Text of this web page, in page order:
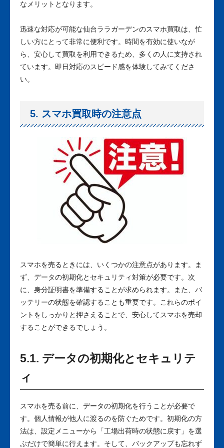
なメリットとなります。
迅速な対応が可能な仙台ララガーデンのスマホ買取は、忙
しい方にとって非常に便利です。時間を有効に使いなが
ら、安心して買取を利用できるため、多くの人に支持され
ています。即日対応のスピード感を体験してみてくださ
い。
5. スマホ買取時の注意点
スマホを売るときには、いくつかの注意点があります。ま
ず、データの初期化とセキュリティ対策が必要です。次
に、身分証明書を準備することが求められます。また、バ
ッテリーの状態を確認することも重要です。これらのポイ
ントをしっかりと押さえることで、安心してスマホを売却
することができるでしょう。
5.1. データの初期化とセキュリテ
ィ
スマホを売る前に、データの初期化を行うことが必要で
す。個人情報が他人に渡るのを防ぐためです。初期化の方
法は、設定メニューから「工場出荷時の状態に戻す」を選
ぶだけで簡単に行えます。そして、バックアップも忘れず